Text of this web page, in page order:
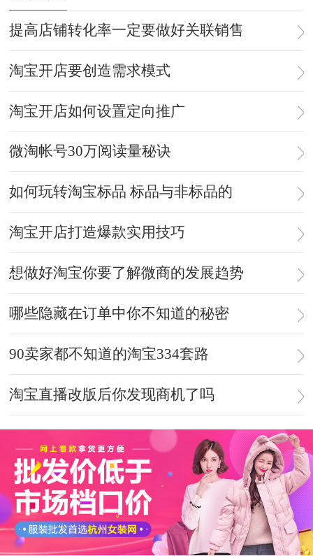
提高店铺转化率一定要做好关联销售
淘宝开店要创造需求模式
淘宝开店如何设置定向推广
微淘帐号30万阅读量秘诀
如何玩转淘宝标品 标品与非标品的
淘宝开店打造爆款实用技巧
想做好淘宝你要了解微商的发展趋势
哪些隐藏在订单中你不知道的秘密
90卖家都不知道的淘宝334套路
淘宝直播改版后你发现商机了吗